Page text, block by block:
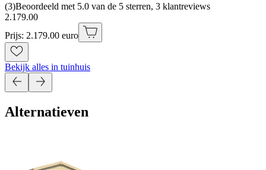
(3)Beoordeeld met 5.0 van de 5 sterren, 3 klantreviews
2.179.00
Prijs: 2.179.00 euro
Bekijk alles in tuinhuis
Alternatieven